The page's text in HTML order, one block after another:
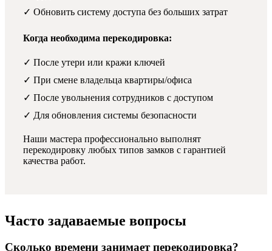
✓ Обновить систему доступа без больших затрат
Когда необходима перекодировка:
✓ После утери или кражи ключей
✓ При смене владельца квартиры/офиса
✓ После увольнения сотрудников с доступом
✓ Для обновления системы безопасности
Наши мастера профессионально выполнят
перекодировку любых типов замков с гарантией
качества работ.
Часто задаваемые вопросы
Сколько времени занимает перекодировка?